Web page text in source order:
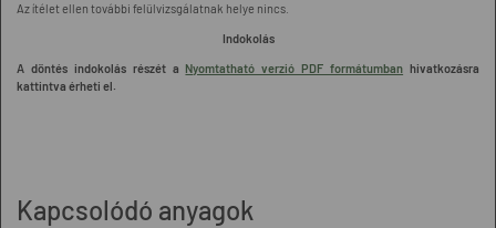
Az ítélet ellen további felülvizsgálatnak helye nincs.
Indokolás
A döntés indokolás részét a Nyomtatható verzió PDF formátumban hivatkozásra
kattintva érheti el.
Kapcsolódó anyagok